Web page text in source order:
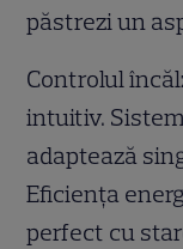
păstrezi un
Controlul
intuitiv.
adaptează
Eficiența
perfect cu